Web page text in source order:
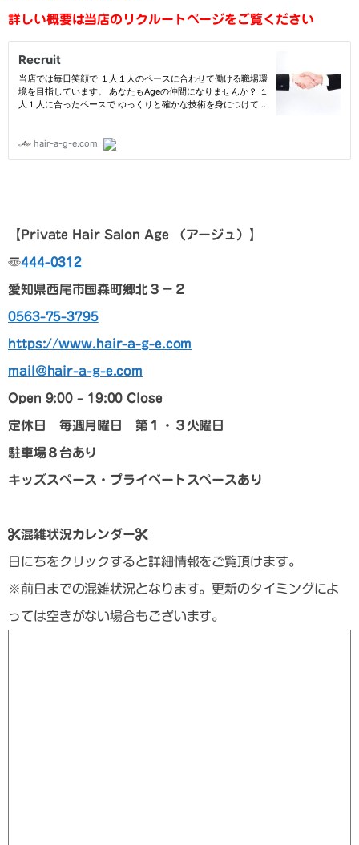
詳しい概要は当店のリクルートページをご覧ください
【Private Hair Salon Age （アージュ） 】
〠444-0312
愛知県西尾市国森町郷北３－２
0563-75-3795
https://www.hair-a-g-e.com
mail@hair-a-g-e.com
Open 9:00 – 19:00 Close
定休日 毎週月曜日 第１・３火曜日
駐車場８台あり
キッズスペース・プライベートスペースあり
混雑状況カレンダー
日にちをクリックすると詳細情報をご覧頂けます。
※前日までの混雑状況となります。更新のタイミングによ
っては空きがない場合もございます。